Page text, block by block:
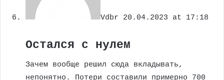
Vdbr 20.04.2023 at 17:18
Остался с нулем
Зачем вообще решил сюда вкладывать,
непонятно. Потери составили примерно 700